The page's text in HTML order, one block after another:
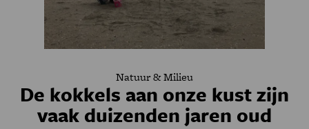
Natuur & Milieu
De kokkels aan onze kust zijn
vaak duizenden jaren oud